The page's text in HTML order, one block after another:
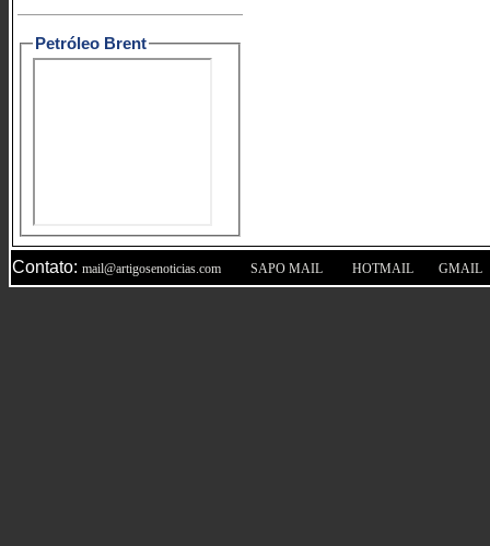
Petróleo Brent
Contato: mail@artigosenoticias.com SAPO MAIL HOTMAIL GMAIL